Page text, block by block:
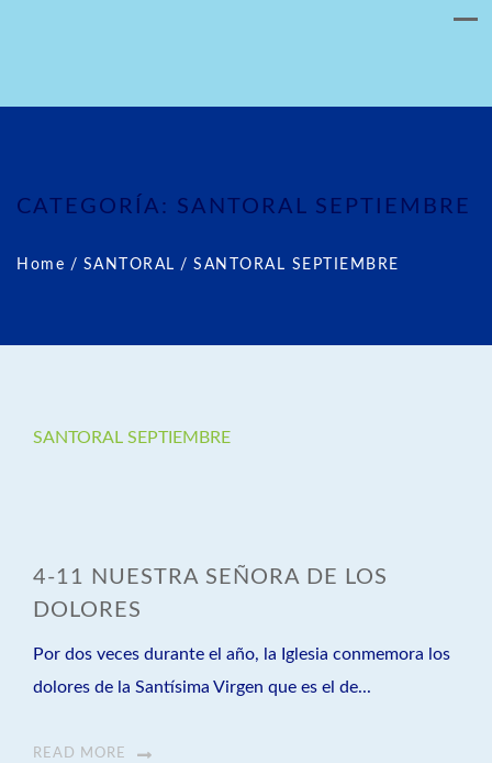
CATEGORÍA: SANTORAL SEPTIEMBRE
Home / SANTORAL / SANTORAL SEPTIEMBRE
SANTORAL SEPTIEMBRE
4-11 NUESTRA SEÑORA DE LOS
DOLORES
Por dos veces durante el año, la Iglesia conmemora los
dolores de la Santísima Virgen que es el de...
READ MORE